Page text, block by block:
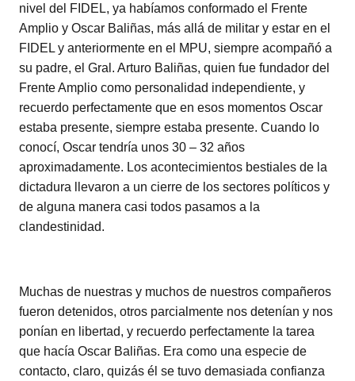
nivel del FIDEL, ya habíamos conformado el Frente
Amplio y Oscar Baliñas, más allá de militar y estar en el
FIDEL y anteriormente en el MPU, siempre acompañó a
su padre, el Gral. Arturo Baliñas, quien fue fundador del
Frente Amplio como personalidad independiente, y
recuerdo perfectamente que en esos momentos Oscar
estaba presente, siempre estaba presente. Cuando lo
conocí, Oscar tendría unos 30 – 32 años
aproximadamente. Los acontecimientos bestiales de la
dictadura llevaron a un cierre de los sectores políticos y
de alguna manera casi todos pasamos a la
clandestinidad.
Muchas de nuestras y muchos de nuestros compañeros
fueron detenidos, otros parcialmente nos detenían y nos
ponían en libertad, y recuerdo perfectamente la tarea
que hacía Oscar Baliñas. Era como una especie de
contacto, claro, quizás él se tuvo demasiada confianza